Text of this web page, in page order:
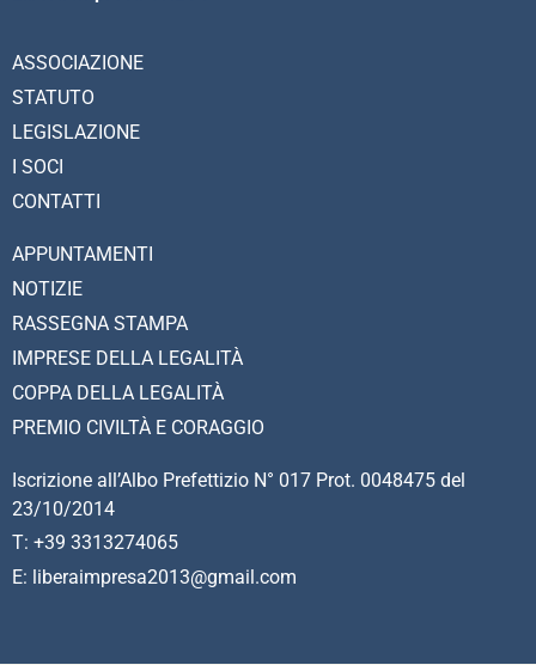
ASSOCIAZIONE
STATUTO
LEGISLAZIONE
I SOCI
CONTATTI
APPUNTAMENTI
NOTIZIE
RASSEGNA STAMPA
IMPRESE DELLA LEGALITÀ
COPPA DELLA LEGALITÀ
PREMIO CIVILTÀ E CORAGGIO
Iscrizione all’Albo Prefettizio N° 017 Prot. 0048475 del
23/10/2014
T: +39 3313274065
E: liberaimpresa2013@gmail.com